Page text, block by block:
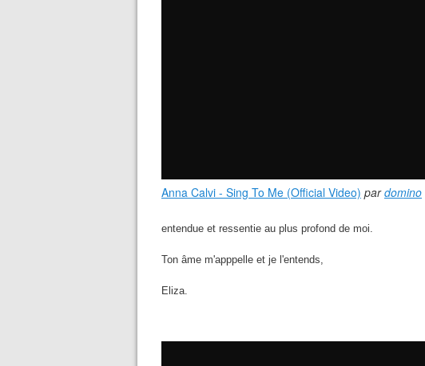
Anna Calvi - Sing To Me (Official Video) pardomino
entendue et ressentie au plus profond de moi.
Ton âme m'apppelle et je l'entends,
Eliza.